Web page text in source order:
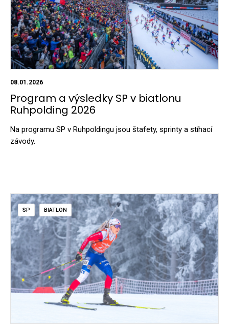
08.01.2026
Program a výsledky SP v biatlonu
Ruhpolding 2026
Na programu SP v Ruhpoldingu jsou štafety, sprinty a stíhací
závody.
SP BIATLON